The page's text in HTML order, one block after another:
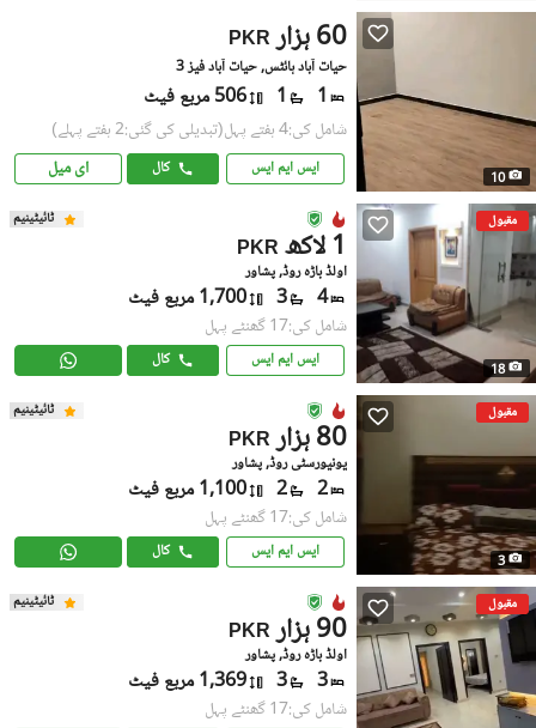
10
PKR 60 ہزار
حیات آباد ہائٹس, حیات آباد فیز 3
1
1 506 مربع فیٹ
شامل کی:4 ہفتے پہل (تبدیلی کی گئی:2 ہفتے پہلے)
ایس ایم ایس کال ای میل
مقبول
18
ٹائیٹینیم
PKR 1 لاکھ
اولڈ باڑہ روڈ, پشاور
4
3 1,700 مربع فیٹ
شامل کی:17 گھنٹے پہل
ایس ایم ایس کال
مقبول
3
ٹائیٹینیم
PKR 80 ہزار
یونیورسٹی روڈ, پشاور
2
2 1,100 مربع فیٹ
شامل کی:17 گھنٹے پہل
ایس ایم ایس کال
مقبول ٹائیٹینیم
PKR 90 ہزار
اولڈ باڑہ روڈ, پشاور
3
3 1,369 مربع فیٹ
شامل کی:17 گھنٹے پہل